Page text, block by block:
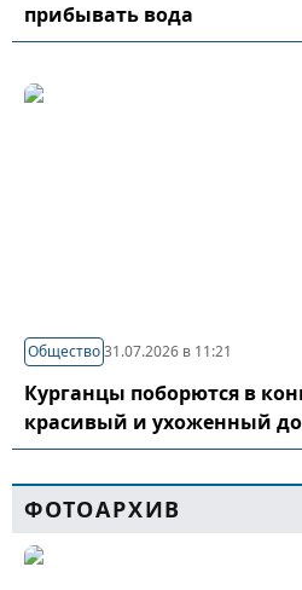
прибывать вода
Общество31.07.2026 в 11:21
Курганцы поборются в
красивый и ухоженный
ФОТОАРХИВ